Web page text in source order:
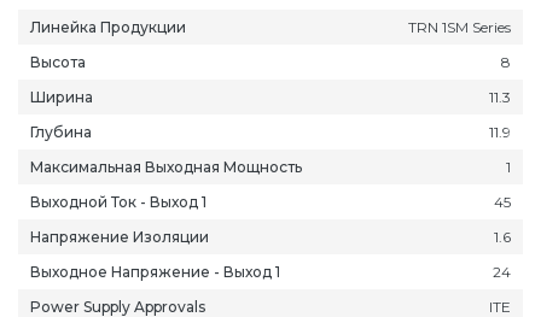
Линейка Продукции
TRN 1SM Series
Высота
8
Ширина
11.3
Глубина
11.9
Максимальная Выходная Мощность
1
Выходной Ток - Выход 1
45
Напряжение Изоляции
1.6
Выходное Напряжение - Выход 1
24
Power Supply Approvals
ITE